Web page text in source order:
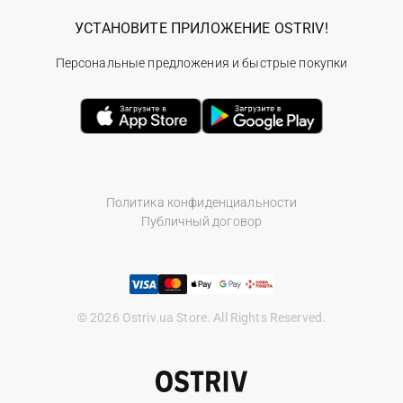
Политика конфиденциальности
Публичный договор
© 2026 Ostriv.ua Store. All Rights Reserved.
УСТАНОВИТЕ ПРИЛОЖЕНИЕ OSTRIV!
Персональные предложения и быстрые покупки